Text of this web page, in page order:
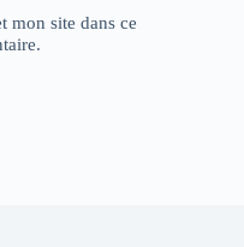
mon site dans ce